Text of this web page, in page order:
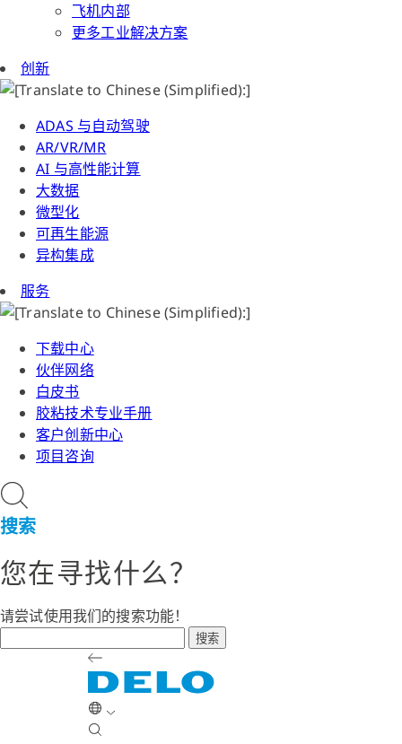
飞机内部
更多工业解决方案
创新
ADAS 与自动驾驶
AR/VR/MR
AI 与高性能计算
大数据
微型化
可再生能源
异构集成
服务
下载中心
伙伴网络
白皮书
胶粘技术专业手册
客户创新中心
项目咨询
搜索
您在寻找什么？
请尝试使用我们的搜索功能！
搜索